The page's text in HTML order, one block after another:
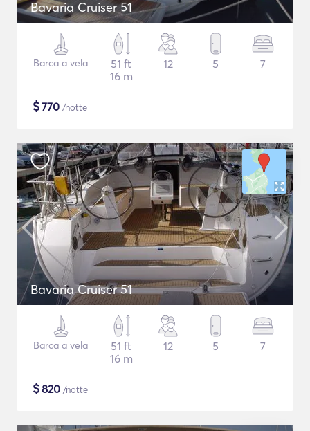
Bavaria Cruiser 51
Barca a vela
51 ft
16 m
12 5 7
$770 /notte
Bavaria Cruiser 51
Barca a vela
51 ft
16 m
12 5 7
$820 /notte